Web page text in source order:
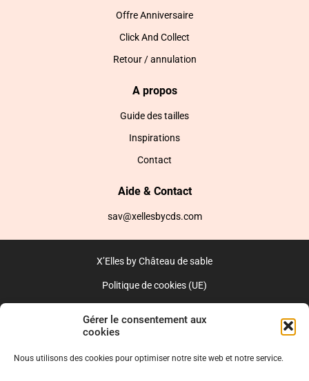
Gérer le consentement aux
cookies
Nous utilisons des cookies pour optimiser notre site web et notre service.
Offre Anniversaire
Click And Collect
Retour / annulation
A propos
Guide des tailles
Inspirations
Contact
Aide & Contact
sav@xellesbycds.com
X’Elles by Château de sable
Politique de cookies (UE)
Réalisé par l’agence web :